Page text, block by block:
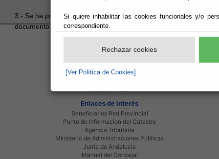
Si quiere inhabilitar las cookies funcionales y/o
correspondiente.
Rechazar cookies
[Ver Política de Cookies]
3.- Se ha producido un error al intentar acceder al
documento:
19AD2883CABF16F1C1258DEF00425758
Red Provincial
Intranet Adheridos
Intranet Beneficiarios
Red Provincial
Enlaces de interés
Beneficiarios Red Provincial
Punto de Informacion del Catastro
Agencia Tributaria
Ministerio de Administraciones Públicas
Junta de Andalucia
Manual del Concejal